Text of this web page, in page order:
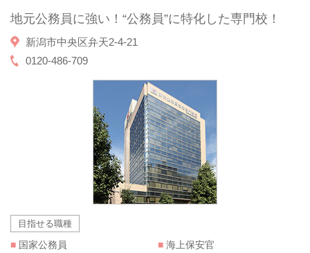
地元公務員に強い！“公務員”に特化した専門校！
新潟市中央区弁天2-4-21
0120-486-709
目指せる職種
■ 国家公務員
■ 海上保安官